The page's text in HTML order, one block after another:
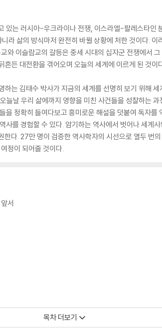
있는 러시아-우크라이나 전쟁, 이스라엘-팔레스타인
라 삶의 방식마저 완전히 바뀔 상황에 처한 것이다.
와 이슬람교의 갈등은 중세 시대의 십자군 전쟁에서
든 대전환을 겪어오며 오늘의 세계에 이르게 된 것이
하는 김태수 박사가 지금의 세계를 선명히 보기 위해
날 우리 삶에까지 영향을 미친 사건들을 성찰하는
정확히 들여다보고 흥미로운 해설을 덧붙여 독자
를 경험할 수 있다. 암기하는 역사에서 벗어나 세계
다. 27만 명이 검증한 역사학자의 시선으로 열두 번
정이 되어줄 것이다.
서
목차 더보기